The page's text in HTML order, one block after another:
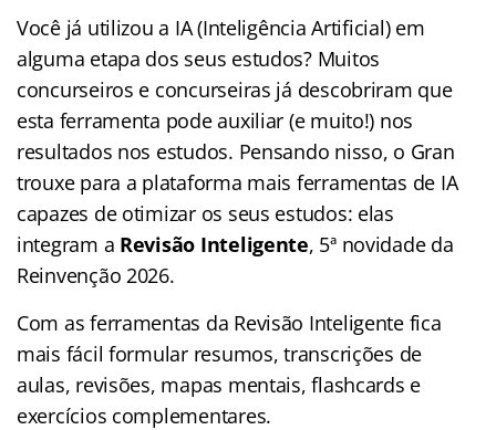
Você já utilizou a IA (Inteligência Artificial) em
alguma etapa dos seus estudos? Muitos
concurseiros e concurseiras já descobriram que
esta ferramenta pode auxiliar (e muito!) nos
resultados nos estudos. Pensando nisso, o Gran
trouxe para a plataforma mais ferramentas de IA
capazes de otimizar os seus estudos: elas
integram a Revisão Inteligente, 5ª novidade da
Reinvenção 2026.
Com as ferramentas da Revisão Inteligente fica
mais fácil formular resumos, transcrições de
aulas, revisões, mapas mentais, flashcards e
exercícios complementares.